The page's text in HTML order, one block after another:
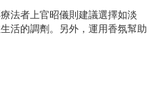
法者上官昭儀則建議選擇如淡
活的調劑。另外，運用香氛幫助